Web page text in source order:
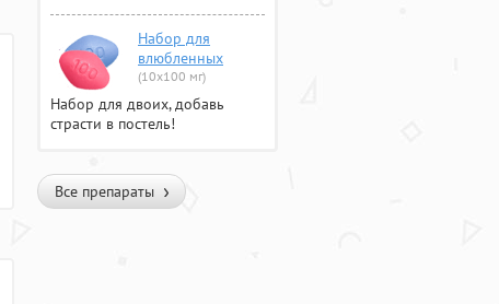
Набор для
влюбленных
(10х100 мг)
Набор для двоих, добавь
страсти в постель!
Все препараты